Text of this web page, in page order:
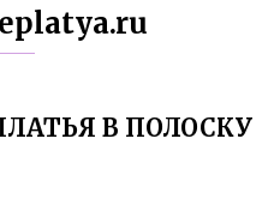
В ПОЛОСКУ